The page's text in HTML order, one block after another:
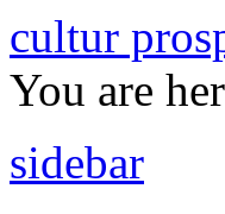
cultur
You are
sidebar